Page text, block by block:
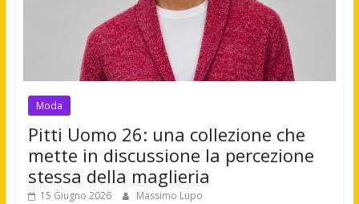
Moda
Pitti Uomo 26: una collezione che
mette in discussione la percezione
stessa della maglieria
15 Giugno 2026 Massimo Lupo